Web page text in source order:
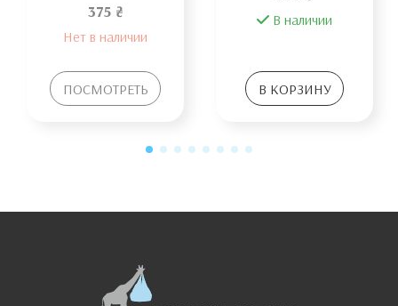
375 ₴
Нет в наличии
ПОСМОТРЕТЬ
В наличии
В КОРЗИНУ